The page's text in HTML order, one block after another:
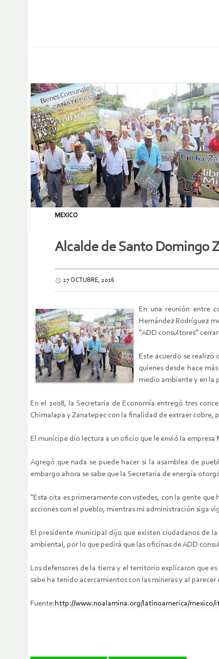
MEXICO
Alcalde de Santo Domingo
27 OCTUBRE, 2016
En una reunión entre
Hernández Rodríguez
“ADD consultores”
Este acuerdo se realizó
quienes desde hace
medio ambiente y en la
En el 2008, la Secretaria de Economía entregó tres
Chimalapa y Zanatepec con la finalidad de extraer cobre,
El munícipe dio lectura a un oficio que le envió la
Agregó que nada se puede hacer si la asamblea de
embargo ahora se sabe que la Secretaria de energía
“Esta cita es primeramente con ustedes, con la gente
acciones con el pueblo, mientras mi administración siga
El presidente municipal dijo que existen ciudadanos de
ambiental, por lo que pedirá que las oficinas de ADD
Los defensores de la tierra y el territorio explicaron que
sabe ha tenido acercamientos con las mineras y al
Fuente:http://www.noalamina.org/latinoamerica/